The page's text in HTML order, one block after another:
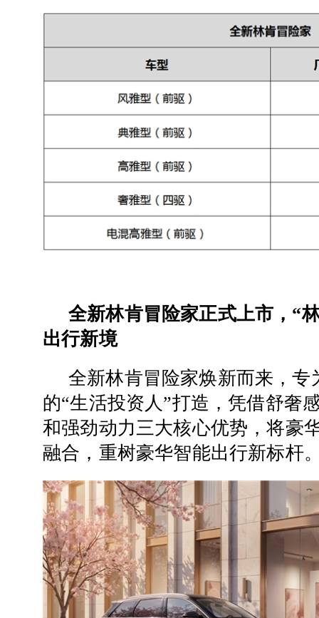
全新林肯冒险家正式上市，“
出行新境
全新林肯冒险家焕新而来，专
的“生活投资人”打造，凭借舒奢
和强劲动力三大核心优势，将豪
融合，重树豪华智能出行新标杆